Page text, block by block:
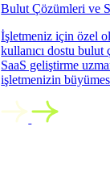
Bulut Çözümleri ve
İşletmeniz için özel
kullanıcı dostu
SaaS geliştirme
işletmenizin